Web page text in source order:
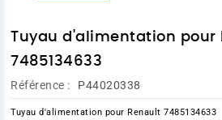
Tuyau d'alimentation pour
7485134633
Référence : P44020338
Tuyau d'alimentation pour Renault 7485134633